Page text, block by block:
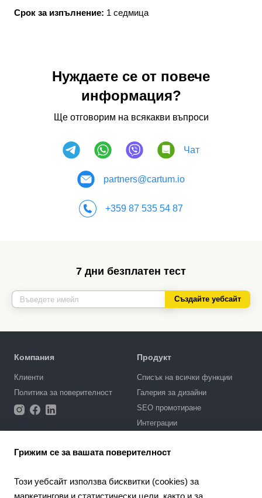
Срок за изпълнение: 1 седмица
Нуждаете се от повече
информация?
Ще отговорим на всякакви въпроси
Чат
partners@cartum.io
+359 87 535 54 87
7 дни безплатен тест
Създайте уебсайт
Компания
Клиенти
Политика за поверителност
Продукт
Списък на всички функции
Галерия за дизайни
SEO промотиране
Интеграции
Портал за поддръжка
Грижим се за вашата поверителност
Този уебсайт използва бисквитки (cookies) за
маркетингови и статистически цели, както и за